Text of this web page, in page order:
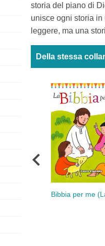
storia del piano di
unisce ogni storia
leggere, ma una
Della stessa
Bibbia per me